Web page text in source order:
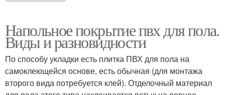
Напольное покрытие пвх для пола.
Виды и разновидности
По способу укладки есть плитка ПВХ для пола на
самоклеющейся основе, есть обычная (для монтажа
второго вида потребуется клей). Отделочный материал